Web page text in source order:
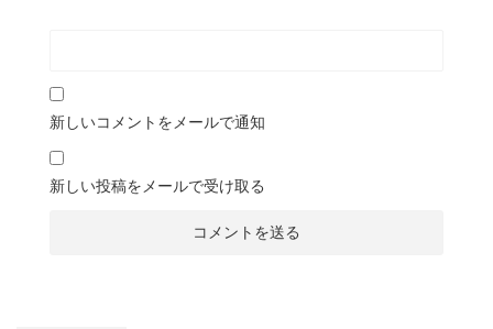
新しいコメントをメールで通知
新しい投稿をメールで受け取る